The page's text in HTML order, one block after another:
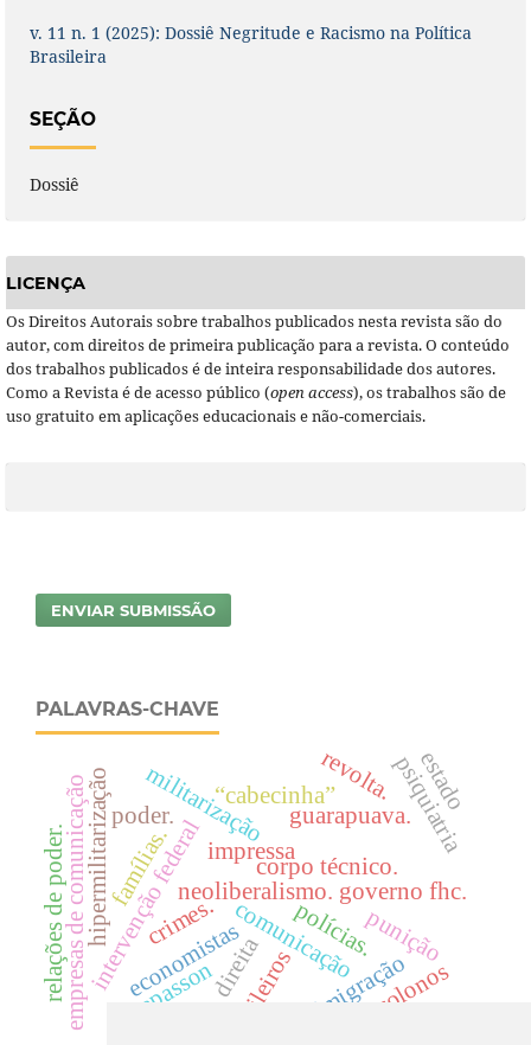
v. 11 n. 1 (2025): Dossiê Negritude e Racismo na Política
Brasileira
SEÇÃO
Dossiê
LICENÇA
Os Direitos Autorais sobre trabalhos publicados nesta revista são do
autor, com direitos de primeira publicação para a revista. O conteúdo
dos trabalhos publicados é de inteira responsabilidade dos autores.
Como a Revista é de acesso público (open access), os trabalhos são de
uso gratuito em aplicações educacionais e não-comerciais.
ENVIAR SUBMISSÃO
PALAVRAS-CHAVE
neoliberalismo. governo fhc.
intervenção federal
militarização
hipermilitarização polícias.
comunicação
impressa
famílias.
imigração
guarapuava.
economistas
empresas de comunicação direita punição
corpo técnico.
psiquiatria
poder.
“cabecinha”
crimes.
strapasson
estado
relações de poder. grileiros colonos
revolta.